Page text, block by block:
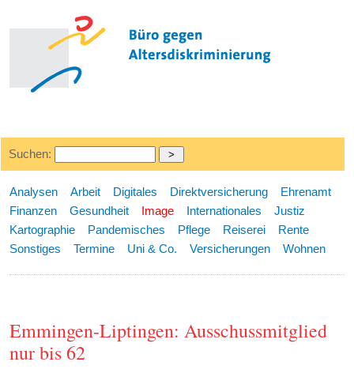
Suchen:
Analysen Arbeit Digitales Direktversicherung
Ehrenamt
Finanzen
Gesundheit Image Internationales
Justiz
Kartographie
Pandemisches Pflege Reiserei
Rente
Sonstiges
Termine Uni & Co. Versicherungen Wohnen
Emmingen-Liptingen: Ausschussmitglied
nur bis 62